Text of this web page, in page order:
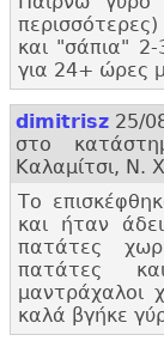
και "σάπια"
για 24+ ώρες
dimitrisz 25/
στο
Καλαμίτσι, Ν.
Το
και ήταν
πατάτες
πατάτες
μαντράχαλοι
καλά βγήκε